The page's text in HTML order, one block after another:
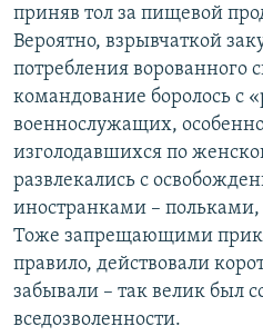
приняв тол за пищевой
Вероятно, взрывчаткой
потребления ворованного
командование боролось с
военнослужащих,
изголодавшихся по
развлекались с
иностранками –
Тоже запрещающими
правило, действовали
забывали – так велик был
вседозволенности.